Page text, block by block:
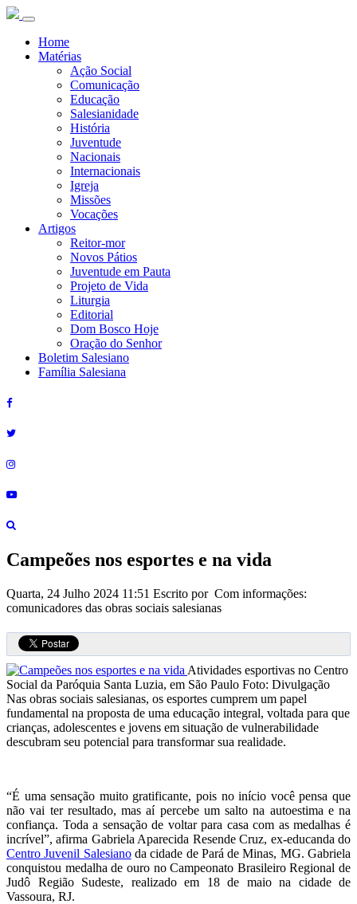
Home
Matérias
Ação Social
Comunicação
Educação
Salesianidade
História
Juventude
Nacionais
Internacionais
Igreja
Missões
Vocações
Artigos
Reitor-mor
Novos Pátios
Juventude em Pauta
Projeto de Vida
Liturgia
Editorial
Dom Bosco Hoje
Oração do Senhor
Boletim Salesiano
Família Salesiana
Campeões nos esportes e na vida
Quarta, 24 Julho 2024 11:51 Escrito por Com informações:
comunicadores das obras sociais salesianas
Atividades esportivas no Centro
Social da Paróquia Santa Luzia, em São Paulo Foto: Divulgação
Nas obras sociais salesianas, os esportes cumprem um papel
fundamental na proposta de uma educação integral, voltada para que
crianças, adolescentes e jovens em situação de vulnerabilidade
descubram seu potencial para transformar sua realidade.
“É uma sensação muito gratificante, pois no início você pensa que
não vai ter resultado, mas aí percebe um salto na autoestima e na
confiança. Toda a sensação de voltar para casa com as medalhas é
incrível”, afirma Gabriela Aparecida Resende Cruz, ex-educanda do
Centro Juvenil Salesianoda cidade de Pará de Minas, MG. Gabriela
conquistou medalha de ouro no Campeonato Brasileiro Regional de
Judô Região Sudeste, realizado em 18 de maio na cidade de
Vassoura, RJ.